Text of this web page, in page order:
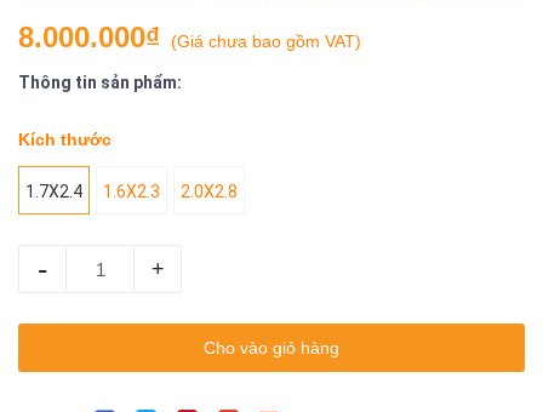
8.000.000₫ (Giá chưa bao gồm VAT)
Thông tin sản phẩm:
Kích thước
1.7X2.4 1.6X2.3 2.0X2.8
- +
Cho vào giỏ hàng